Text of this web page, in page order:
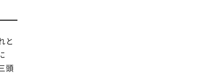
と
頭